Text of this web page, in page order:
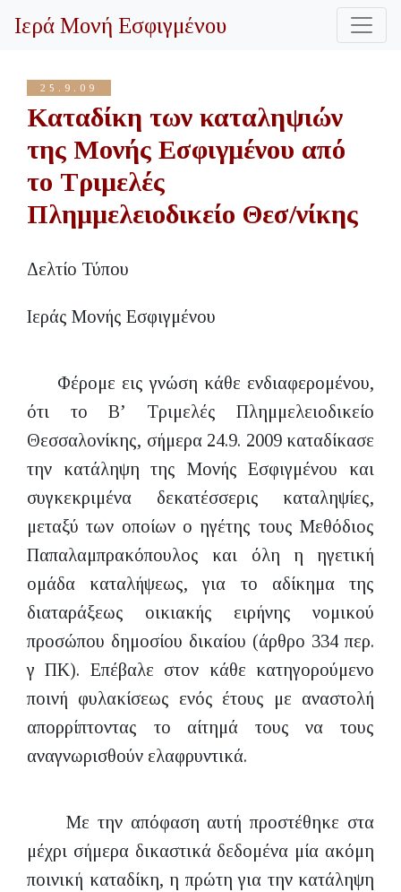
25.9.09
Καταδίκη των καταληψιών
της Μονής Εσφιγμένου από
το Τριμελές
Πλημμελειοδικείο Θεσ/νίκης
Δελτίο Τύπου
Ιεράς Μονής Εσφιγμένου
Φέρομε εις γνώση κάθε ενδιαφερομένου,
ότι το Β’ Τριμελές Πλημμελειοδικείο
Θεσσαλονίκης, σήμερα 24.9. 2009 καταδίκασε
την κατάληψη της Μονής Εσφιγμένου και
συγκεκριμένα δεκατέσσερις καταληψίες,
μεταξύ των οποίων ο ηγέτης τους Μεθόδιος
Παπαλαμπρακόπουλος και όλη η ηγετική
ομάδα καταλήψεως, για το αδίκημα της
διαταράξεως οικιακής ειρήνης νομικού
προσώπου δημοσίου δικαίου (άρθρο 334 περ.
γ ΠΚ). Επέβαλε στον κάθε κατηγορούμενο
ποινή φυλακίσεως ενός έτους με αναστολή
απορρίπτοντας το αίτημά τους να τους
αναγνωρισθούν ελαφρυντικά.
Με την απόφαση αυτή προστέθηκε στα
μέχρι σήμερα δικαστικά δεδομένα μία ακόμη
ποινική καταδίκη, η πρώτη για την κατάληψη
Ιερά Μονή Εσφιγμένου